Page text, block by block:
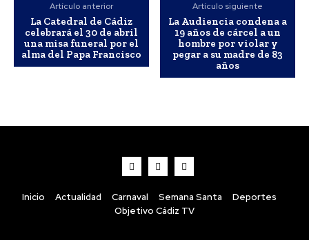
Artículo anterior
La Catedral de Cádiz
celebrará el 30 de abril
una misa funeral por el
alma del Papa Francisco
Artículo siguiente
La Audiencia condena a
19 años de cárcel a un
hombre por violar y
pegar a su madre de 83
años
Inicio Actualidad Carnaval Semana Santa
Deportes
Objetivo Cádiz TV